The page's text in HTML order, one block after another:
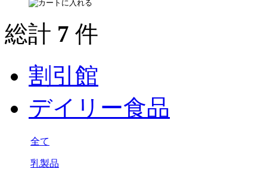
総計 7 件
割引館
デイリー食品
全て
乳製品